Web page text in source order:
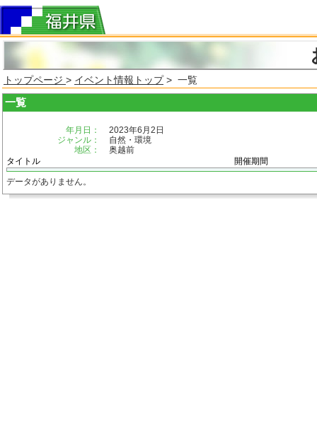
トップページ > イベント情報トップ> 一覧
一覧
年月日：
2023年6月2日
ジャンル：
自然・環境
地区：
奥越前
タイトル
開催期間
データがありません。